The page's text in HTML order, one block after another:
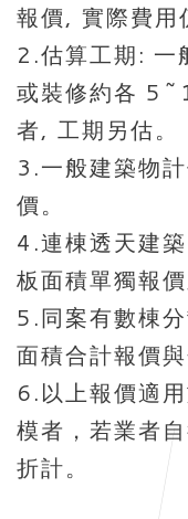
報價, 實際費用
2.估算工期: 一
或裝修約各
者, 工期另估。
3.一般建築物
價。
4.連棟透天建
板面積單獨報
5.同案有數棟
面積合計報價
6.以上報價適
模者，若業者
折計。